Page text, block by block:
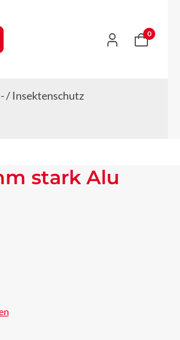
0
/ Insektenschutz
stark Alu